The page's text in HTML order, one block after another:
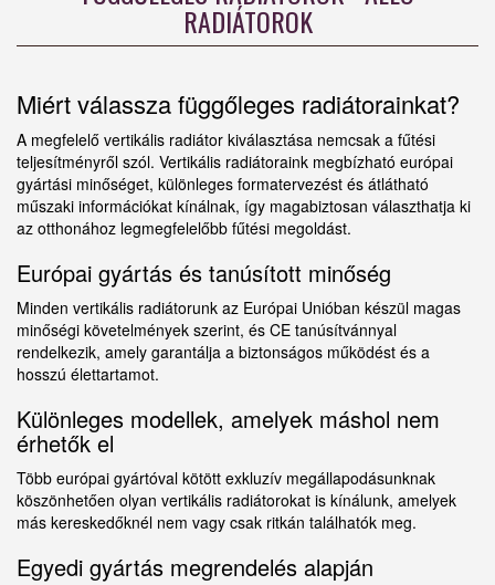
RADIÁTOROK
Miért válassza függőleges radiátorainkat?
A megfelelő vertikális radiátor kiválasztása nemcsak a fűtési
teljesítményről szól. Vertikális radiátoraink megbízható európai
gyártási minőséget, különleges formatervezést és átlátható
műszaki információkat kínálnak, így magabiztosan választhatja ki
az otthonához legmegfelelőbb fűtési megoldást.
Európai gyártás és tanúsított minőség
Minden vertikális radiátorunk az Európai Unióban készül magas
minőségi követelmények szerint, és CE tanúsítvánnyal
rendelkezik, amely garantálja a biztonságos működést és a
hosszú élettartamot.
Különleges modellek, amelyek máshol nem
érhetők el
Több európai gyártóval kötött exkluzív megállapodásunknak
köszönhetően olyan vertikális radiátorokat is kínálunk, amelyek
más kereskedőknél nem vagy csak ritkán találhatók meg.
Egyedi gyártás megrendelés alapján